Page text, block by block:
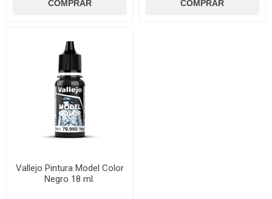
Vallejo Pintura Model Color
Negro 18 ml.